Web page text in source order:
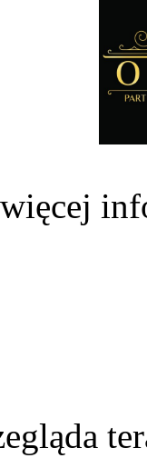
więcej